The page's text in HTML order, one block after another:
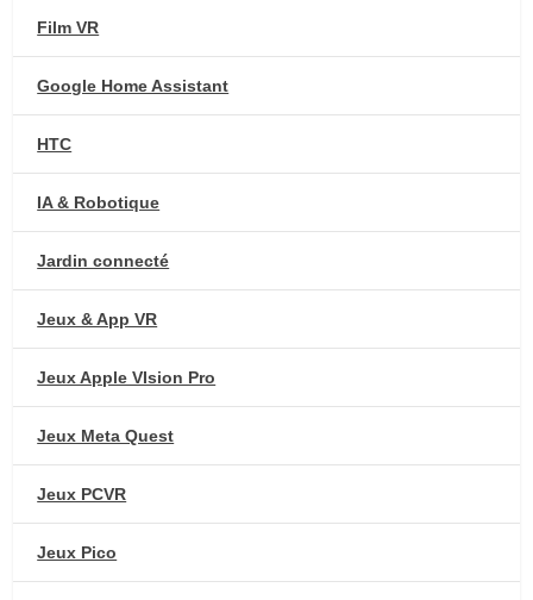
Film VR
Google Home Assistant
HTC
IA & Robotique
Jardin connecté
Jeux & App VR
Jeux Apple VIsion Pro
Jeux Meta Quest
Jeux PCVR
Jeux Pico